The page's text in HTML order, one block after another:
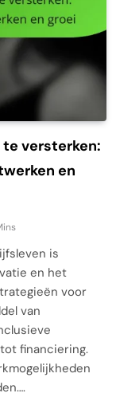
versterken:
en
is
en het
voor
van
financiering.